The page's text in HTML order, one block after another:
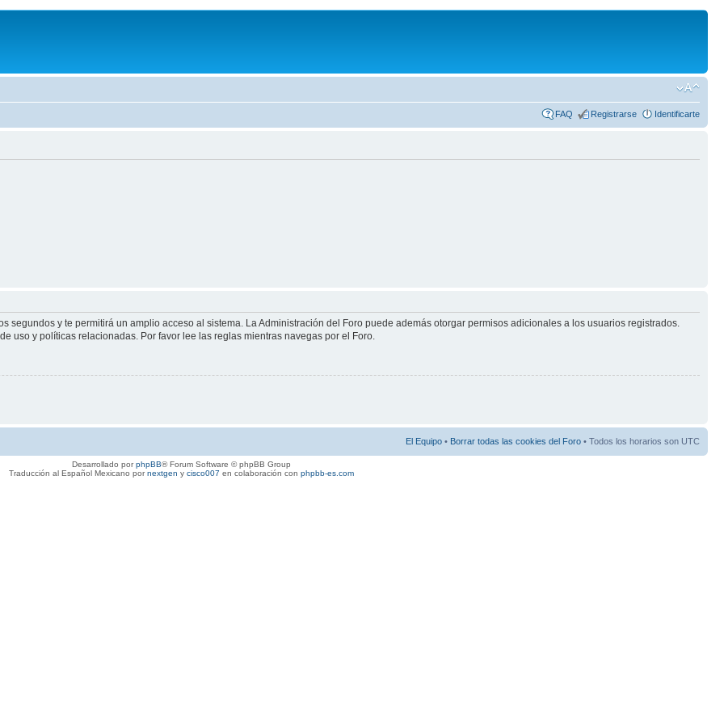
FAQ Registrarse Identificarte
segundos y te permitirá un amplio acceso al sistema. La Administración del Foro puede además otorgar permisos adicionales a los usuarios registrados.
uso y políticas relacionadas. Por favor lee las reglas mientras navegas por el Foro.
El Equipo • Borrar todas las cookies del Foro • Todos los horarios son UTC
Desarrollado porphpBB® Forum Software © phpBB Group
Traducción al Español Mexicano pornextgen y cisco007 en colaboración con phpbb-es.com